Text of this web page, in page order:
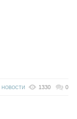
НОВОСТИ 1330 0